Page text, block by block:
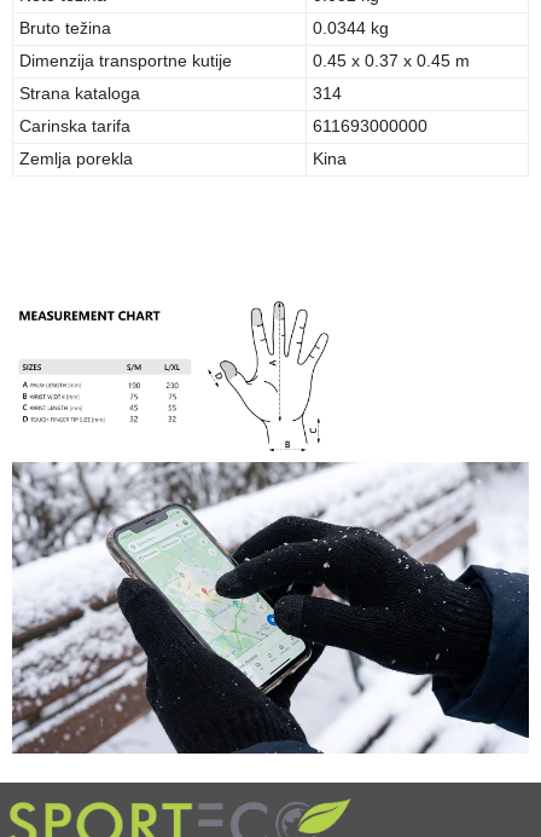
Bruto težina
0.0344 kg
Dimenzija transportne kutije
0.45 x 0.37 x 0.45 m
Strana kataloga
314
Carinska tarifa
611693000000
Zemlja porekla
Kina